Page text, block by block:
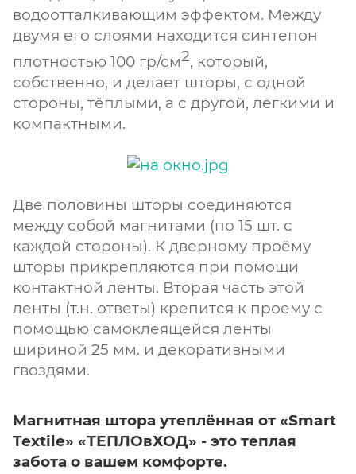
водоотталкивающим эффектом. Между
двумя его слоями находится синтепон
плотностью 100 гр/см2, который,
собственно, и делает шторы, с одной
стороны, тёплыми, а с другой, легкими и
компактными.
Две половины шторы соединяются
между собой магнитами (по 15 шт. с
каждой стороны). К дверному проёму
шторы прикрепляются при помощи
контактной ленты. Вторая часть этой
ленты (т.н. ответы) крепится к проему с
помощью самоклеящейся ленты
шириной 25 мм. и декоративными
гвоздями.
Магнитная штора утеплённая от «Smart
Textile» «ТЕПЛОвХОД» - это теплая
забота о вашем комфорте.